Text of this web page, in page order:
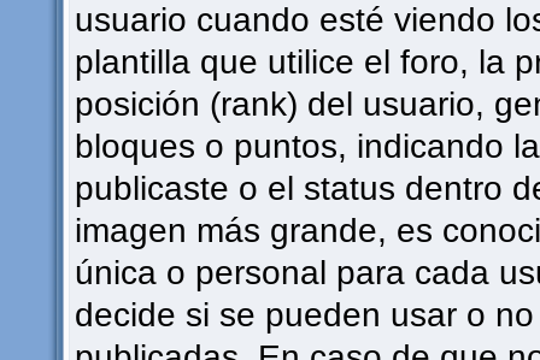
usuario cuando esté viendo
plantilla que utilice el foro, la
posición (rank) del usuario,
bloques o puntos, indicando
publicaste o el status dentro
imagen más grande, es
única o personal para cada
decide si se pueden usar o